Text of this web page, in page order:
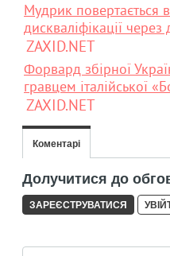
Мудрик повертається
дискваліфікації через
ZAXID.NET
Форвард збірної
гравцем італійської
ZAXID.NET